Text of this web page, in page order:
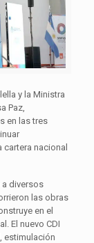
y la Ministra
Paz,
en las tres
nacional
a diversos
las obras
en el
El nuevo CDI
estimulación